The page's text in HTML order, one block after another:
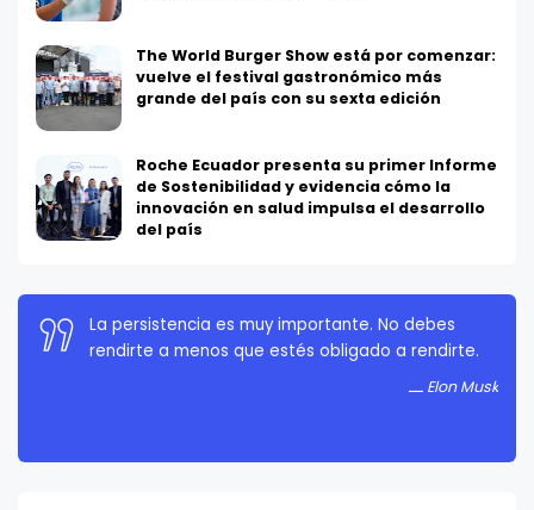
The World Burger Show está por comenzar:
vuelve el festival gastronómico más
grande del país con su sexta edición
Roche Ecuador presenta su primer Informe
de Sostenibilidad y evidencia cómo la
innovación en salud impulsa el desarrollo
del país
La persistencia es muy importante. No debes
rendirte a menos que estés obligado a rendirte.
Elon Musk